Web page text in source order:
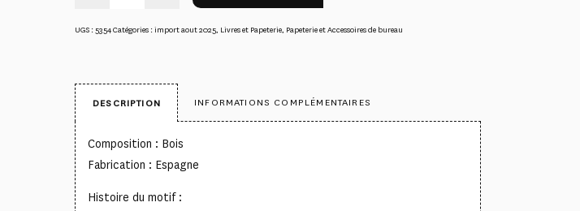
UGS : 5354Catégories :import aout 2025, Livres et Papeterie, Papeterie et Accessoires de bureau
DESCRIPTION INFORMATIONS COMPLÉMENTAIRES
Composition : Bois
Fabrication : Espagne
Histoire du motif :